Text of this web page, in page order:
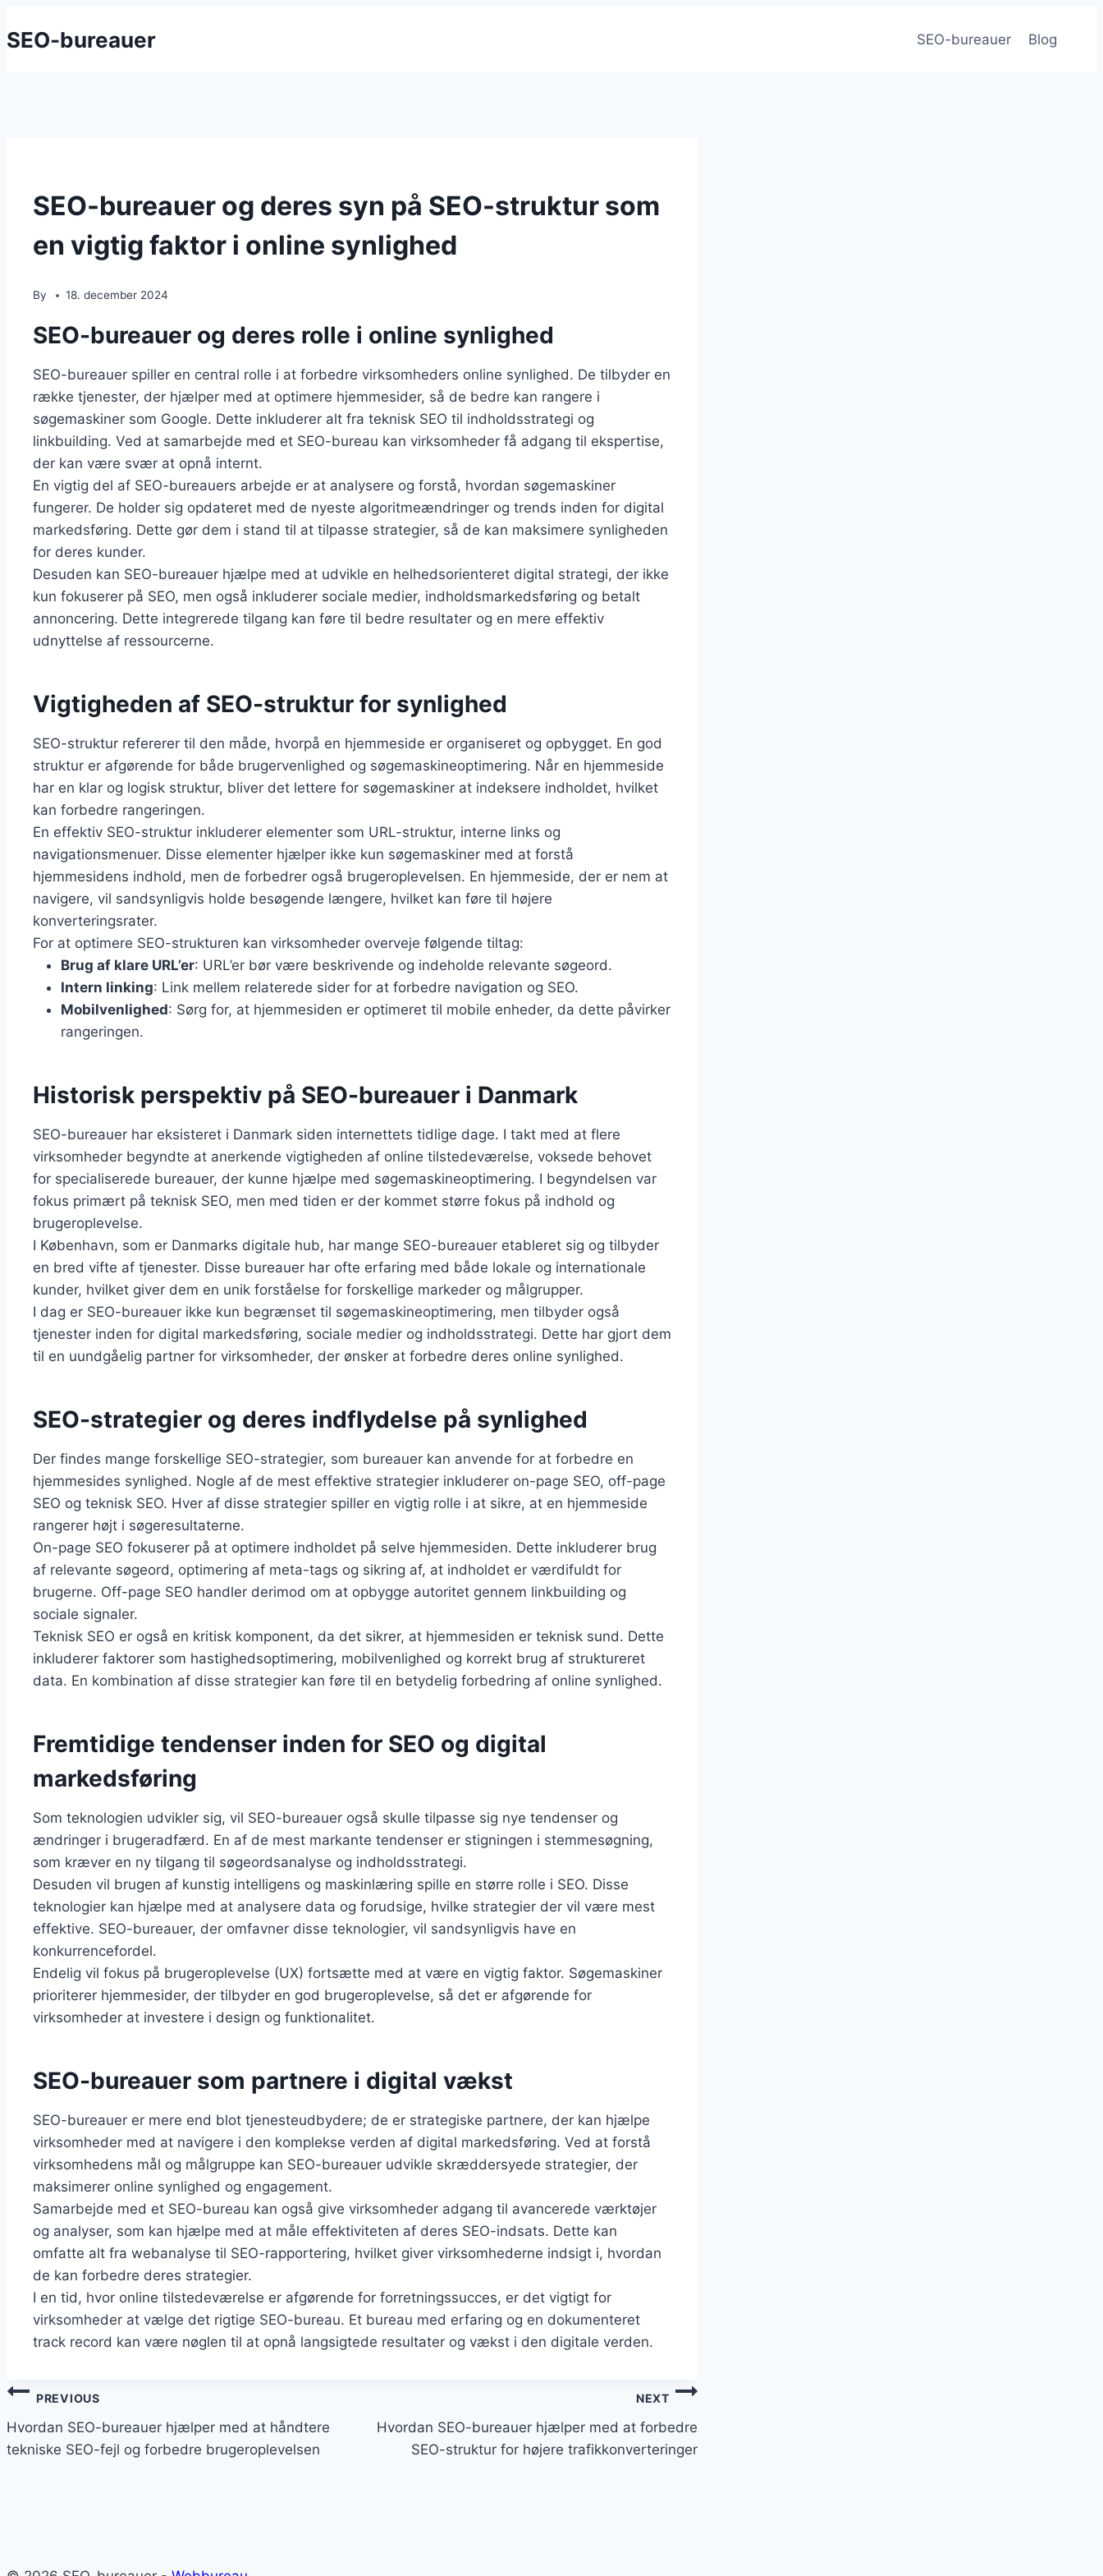
to
SEO-bureauer SEO-bureauer Blog
SEO-bureauer og deres syn på SEO-struktur som
en vigtig faktor i online synlighed
By 18. december 2024
SEO-bureauer og deres rolle i online synlighed
SEO-bureauer spiller en central rolle i at forbedre virksomheders online synlighed. De tilbyder en
række tjenester, der hjælper med at optimere hjemmesider, så de bedre kan rangere i
søgemaskiner som Google. Dette inkluderer alt fra teknisk SEO til indholdsstrategi og
linkbuilding. Ved at samarbejde med et SEO-bureau kan virksomheder få adgang til ekspertise,
der kan være svær at opnå internt.
En vigtig del af SEO-bureauers arbejde er at analysere og forstå, hvordan søgemaskiner
fungerer. De holder sig opdateret med de nyeste algoritmeændringer og trends inden for digital
markedsføring. Dette gør dem i stand til at tilpasse strategier, så de kan maksimere synligheden
for deres kunder.
Desuden kan SEO-bureauer hjælpe med at udvikle en helhedsorienteret digital strategi, der ikke
kun fokuserer på SEO, men også inkluderer sociale medier, indholdsmarkedsføring og betalt
annoncering. Dette integrerede tilgang kan føre til bedre resultater og en mere effektiv
udnyttelse af ressourcerne.
Vigtigheden af SEO-struktur for synlighed
SEO-struktur refererer til den måde, hvorpå en hjemmeside er organiseret og opbygget. En god
struktur er afgørende for både brugervenlighed og søgemaskineoptimering. Når en hjemmeside
har en klar og logisk struktur, bliver det lettere for søgemaskiner at indeksere indholdet, hvilket
kan forbedre rangeringen.
En effektiv SEO-struktur inkluderer elementer som URL-struktur, interne links og
navigationsmenuer. Disse elementer hjælper ikke kun søgemaskiner med at forstå
hjemmesidens indhold, men de forbedrer også brugeroplevelsen. En hjemmeside, der er nem at
navigere, vil sandsynligvis holde besøgende længere, hvilket kan føre til højere
konverteringsrater.
For at optimere SEO-strukturen kan virksomheder overveje følgende tiltag:
Brug af klare URL’er: URL’er bør være beskrivende og indeholde relevante søgeord.
Intern linking: Link mellem relaterede sider for at forbedre navigation og SEO.
Mobilvenlighed: Sørg for, at hjemmesiden er optimeret til mobile enheder, da dette påvirker
rangeringen.
Historisk perspektiv på SEO-bureauer i Danmark
SEO-bureauer har eksisteret i Danmark siden internettets tidlige dage. I takt med at flere
virksomheder begyndte at anerkende vigtigheden af online tilstedeværelse, voksede behovet
for specialiserede bureauer, der kunne hjælpe med søgemaskineoptimering. I begyndelsen var
fokus primært på teknisk SEO, men med tiden er der kommet større fokus på indhold og
brugeroplevelse.
I København, som er Danmarks digitale hub, har mange SEO-bureauer etableret sig og tilbyder
en bred vifte af tjenester. Disse bureauer har ofte erfaring med både lokale og internationale
kunder, hvilket giver dem en unik forståelse for forskellige markeder og målgrupper.
I dag er SEO-bureauer ikke kun begrænset til søgemaskineoptimering, men tilbyder også
tjenester inden for digital markedsføring, sociale medier og indholdsstrategi. Dette har gjort dem
til en uundgåelig partner for virksomheder, der ønsker at forbedre deres online synlighed.
SEO-strategier og deres indflydelse på synlighed
Der findes mange forskellige SEO-strategier, som bureauer kan anvende for at forbedre en
hjemmesides synlighed. Nogle af de mest effektive strategier inkluderer on-page SEO, off-page
SEO og teknisk SEO. Hver af disse strategier spiller en vigtig rolle i at sikre, at en hjemmeside
rangerer højt i søgeresultaterne.
On-page SEO fokuserer på at optimere indholdet på selve hjemmesiden. Dette inkluderer brug
af relevante søgeord, optimering af meta-tags og sikring af, at indholdet er værdifuldt for
brugerne. Off-page SEO handler derimod om at opbygge autoritet gennem linkbuilding og
sociale signaler.
Teknisk SEO er også en kritisk komponent, da det sikrer, at hjemmesiden er teknisk sund. Dette
inkluderer faktorer som hastighedsoptimering, mobilvenlighed og korrekt brug af struktureret
data. En kombination af disse strategier kan føre til en betydelig forbedring af online synlighed.
Fremtidige tendenser inden for SEO og digital
markedsføring
Som teknologien udvikler sig, vil SEO-bureauer også skulle tilpasse sig nye tendenser og
ændringer i brugeradfærd. En af de mest markante tendenser er stigningen i stemmesøgning,
som kræver en ny tilgang til søgeordsanalyse og indholdsstrategi.
Desuden vil brugen af kunstig intelligens og maskinlæring spille en større rolle i SEO. Disse
teknologier kan hjælpe med at analysere data og forudsige, hvilke strategier der vil være mest
effektive. SEO-bureauer, der omfavner disse teknologier, vil sandsynligvis have en
konkurrencefordel.
Endelig vil fokus på brugeroplevelse (UX) fortsætte med at være en vigtig faktor. Søgemaskiner
prioriterer hjemmesider, der tilbyder en god brugeroplevelse, så det er afgørende for
virksomheder at investere i design og funktionalitet.
SEO-bureauer som partnere i digital vækst
SEO-bureauer er mere end blot tjenesteudbydere; de er strategiske partnere, der kan hjælpe
virksomheder med at navigere i den komplekse verden af digital markedsføring. Ved at forstå
virksomhedens mål og målgruppe kan SEO-bureauer udvikle skræddersyede strategier, der
maksimerer online synlighed og engagement.
Samarbejde med et SEO-bureau kan også give virksomheder adgang til avancerede værktøjer
og analyser, som kan hjælpe med at måle effektiviteten af deres SEO-indsats. Dette kan
omfatte alt fra webanalyse til SEO-rapportering, hvilket giver virksomhederne indsigt i, hvordan
de kan forbedre deres strategier.
I en tid, hvor online tilstedeværelse er afgørende for forretningssucces, er det vigtigt for
virksomheder at vælge det rigtige SEO-bureau. Et bureau med erfaring og en dokumenteret
track record kan være nøglen til at opnå langsigtede resultater og vækst i den digitale verden.
Indlægsnavigation
PREVIOUS
Hvordan SEO-bureauer hjælper med at håndtere
tekniske SEO-fejl og forbedre brugeroplevelsen
NEXT
Hvordan SEO-bureauer hjælper med at forbedre
SEO-struktur for højere trafikkonverteringer